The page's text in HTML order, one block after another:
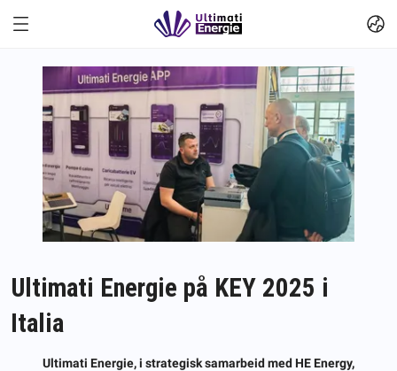
Ultimati Energie på KEY 2025 i
Italia
Ultimati Energie, i strategisk samarbeid med HE Energy,